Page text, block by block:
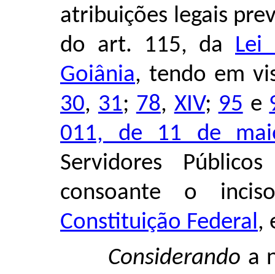
atribuições legais
do art. 115, da Lei
Goiânia, tendo em
30, 31; 78, XIV; 95 e
011, de 11 de
Servidores
consoante o
Constituição Federal,
Considerando a